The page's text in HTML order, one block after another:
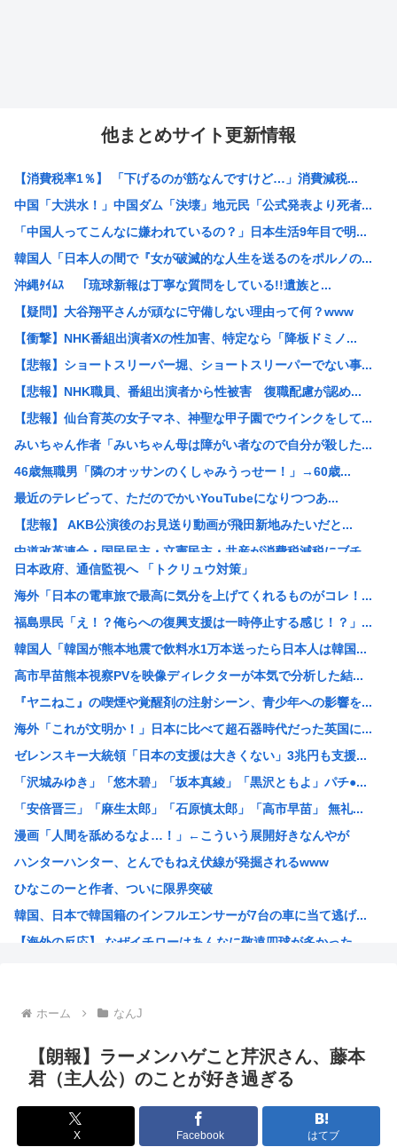
他まとめサイト更新情報
【消費税率1％】 「下げるのが筋なんですけど…」消費減税...
中国「大洪水！」中国ダム「決壊」地元民「公式発表より死者...
「中国人ってこんなに嫌われているの？」日本生活9年目で明...
韓国人「日本人の間で『女が破滅的な人生を送るのをポルノの...
沖縄ﾀｲﾑｽ 「琉球新報は丁寧な質問をしている!!遺族と...
【疑問】大谷翔平さんが頑なに守備しない理由って何？www
【衝撃】NHK番組出演者Xの性加害、特定なら「降板ドミノ...
【悲報】ショートスリーパー堀、ショートスリーパーでない事...
【悲報】NHK職員、番組出演者から性被害 復職配慮が認め...
【悲報】仙台育英の女子マネ、神聖な甲子園でウインクをして...
みいちゃん作者「みいちゃん母は障がい者なので自分が殺した...
46歳無職男「隣のオッサンのくしゃみうっせー！」→60歳...
最近のテレビって、ただのでかいYouTubeになりつつあ...
【悲報】 AKB公演後のお見送り動画が飛田新地みたいだと...
中道改革連合・国民民主・立憲民主・共産が消費税減税にブチ...
中国「アメリカさぁ、調子乗ってるからお前らが頼ってる軍用...
韓国人の対日好感度が過去最高に、「ノージャパン」は終わっ...
【画像】元ジャンポケ・斉藤慎二被告の妻・瀬戸サオリがイン...
スペースX、株価大暴落
柳葉敏郎の代表作、「踊る大捜査線しかない」
産経新聞、東北で新聞発行休止へ
【衝撃】JKの従姉妹が泊まりに来た結果www
【速報】なぜか読める画像が発見されるwww
【衝撃】清水アキラさんの息子・清水良太郎さん死去で落語家...
【困惑】ミセスグリーンアップルさんってもう落ち目なんか？...
特定外来カミキリムシに1匹300円の賞金をかけた高崎市、...
【朗報】 消費減税、閣議決定 来年4月から2年間1％に
まんさん被災地に手作りおにぎりを出荷www
毎年恒例の中国大洪水。湖北省秭帰県の現在の様子がこちら
日本政府、通信監視へ 「トクリュウ対策」
海外「日本の電車旅で最高に気分を上げてくれるものがコレ！...
福島県民「え！？俺らへの復興支援は一時停止する感じ！？」...
韓国人「韓国が熊本地震で飲料水1万本送ったら日本人は韓国...
高市早苗熊本視察PVを映像ディレクターが本気で分析した結...
『ヤニねこ』の喫煙や覚醒剤の注射シーン、青少年への影響を...
海外「これが文明か！」日本に比べて超石器時代だった英国に...
ゼレンスキー大統領「日本の支援は大きくない」3兆円も支援...
「沢城みゆき」「悠木碧」「坂本真綾」「黒沢ともよ」パチ●...
「安倍晋三」「麻生太郎」「石原慎太郎」「高市早苗」 無礼...
漫画「人間を舐めるなよ…！」←こういう展開好きなんやが
ハンターハンター、とんでもねえ伏線が発掘されるwww
ひなこのーと作者、ついに限界突破
韓国、日本で韓国籍のインフルエンサーが7台の車に当て逃げ...
【海外の反応】 なぜイチローはあんなに敬遠四球が多かった...
「ムクゲェジ漫画」ガチでリアルだったwww
【原爆の日】へいわをかえせ
みい山、あんだけ騒ぎになってるのに未だにどこのメディアも...
日本人「うちの犬、たまたまついてきた八百屋で一目惚れした...
ホーム なんJ
【朗報】ラーメンハゲこと芹沢さん、藤本
君（主人公）のことが好き過ぎる
X Facebook はてブ